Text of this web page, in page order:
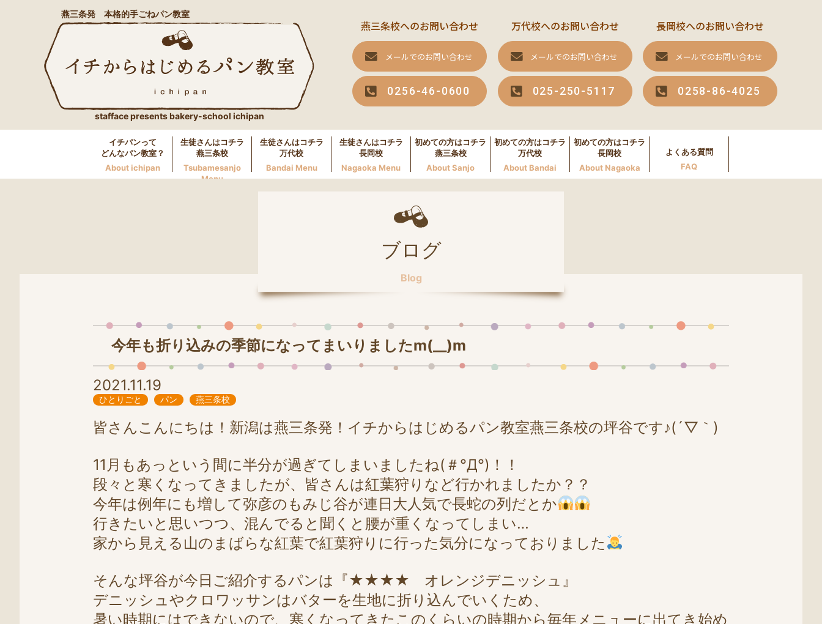
燕三条発 本格的手ごねパン教室
stafface presents bakery-school ichipan
燕三条校へのお問い合わせ
メールでのお問い合わせ
0256-46-0600
万代校へのお問い合わせ
メールでのお問い合わせ
025-250-5117
長岡校へのお問い合わせ
メールでのお問い合わせ
0258-86-4025
イチパンって
どんなパン教室？
About ichipan
生徒さんはコチラ
燕三条校
Tsubamesanjo
Menu
生徒さんはコチラ
万代校
Bandai Menu
生徒さんはコチラ
長岡校
Nagaoka Menu
初めての方はコチラ
燕三条校
About Sanjo
初めての方はコチラ
万代校
About Bandai
初めての方はコチラ
長岡校
About Nagaoka
よくある質問
FAQ
ブログ
Blog
今年も折り込みの季節になってまいりましたm(__)m
2021.11.19
ひとりごと パン 燕三条校
皆さんこんにちは！新潟は燕三条発！イチからはじめるパン教室燕三条校の坪谷です♪(´▽｀)
11月もあっという間に半分が過ぎてしまいましたね(＃°Д°)！！
段々と寒くなってきましたが、皆さんは紅葉狩りなど行かれましたか？？
今年は例年にも増して弥彦のもみじ谷が連日大人気で長蛇の列だとか
行きたいと思いつつ、混んでると聞くと腰が重くなってしまい…
家から見える山のまばらな紅葉で紅葉狩りに行った気分になっておりました
そんな坪谷が今日ご紹介するパンは『★★★★ オレンジデニッシュ』
デニッシュやクロワッサンはバターを生地に折り込んでいくため、
暑い時期にはできないので、寒くなってきたこのくらいの時期から毎年メニューに出てき始め